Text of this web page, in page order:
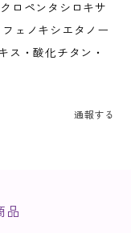
ロペンタシロキサ
ェノキシエタノー
ス・酸化チタン・
通報する
品